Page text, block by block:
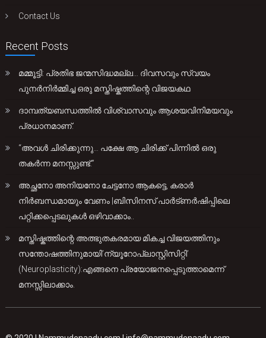
Contact Us
Recent Posts
മമ്മൂട്ടി: പ്രതിഭ ജന്മസിദ്ധമല്ല… ദിവസവും സ്വയം
പുനർനിർമ്മിച്ച ഒരു മസ്തിഷ്കത്തിന്റെ വിജയകഥ
ദാമ്പത്യബന്ധത്തിൽ വിശ്വാസവും ആശയവിനിമയവും
പ്രധാനമാണ്.
“അവൾ ചിരിക്കുന്നു… പക്ഷേ ആ ചിരിക്ക് പിന്നിൽ ഒരു
തകർന്ന മനസ്സുണ്ട്.”
അച്ഛനോ അനിയനോ ചേട്ടനോ ആകട്ടെ, കരാർ
നിർബന്ധമായും വേണം |ബിസിനസ് പാർട്ണർഷിപ്പിലെ
പറ്റിക്കപ്പെടലുകൾ ഒഴിവാക്കാം..
മസ്തിഷ്കത്തിന്റെ അത്ഭുതകരമായ മികച്ച വിജയത്തിനും
സന്തോഷത്തിനുമായി’ന്യൂറോപ്ലാസ്റ്റിസിറ്റി’
(Neuroplasticity):എങ്ങനെ പ്രയോജനപ്പെടുത്താമെന്ന്
മനസ്സിലാക്കാം.